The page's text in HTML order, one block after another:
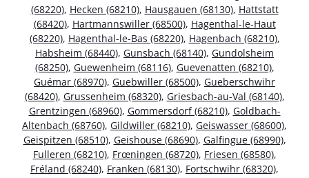
(68220), Hecken (68210), Hausgauen (68130), Hattstatt
(68420), Hartmannswiller (68500), Hagenthal-le-Haut
(68220), Hagenthal-le-Bas (68220), Hagenbach (68210),
Habsheim (68440), Gunsbach (68140), Gundolsheim
(68250), Guewenheim (68116), Guevenatten (68210),
Guémar (68970), Guebwiller (68500), Gueberschwihr
(68420), Grussenheim (68320), Griesbach-au-Val (68140),
Grentzingen (68960), Gommersdorf (68210), Goldbach-
Altenbach (68760), Gildwiller (68210), Geiswasser (68600),
Geispitzen (68510), Geishouse (68690), Galfingue (68990),
Fulleren (68210), Frœningen (68720), Friesen (68580),
Fréland (68240), Franken (68130), Fortschwihr (68320),